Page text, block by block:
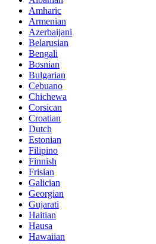
Amharic
Armenian
Azerbaijani
Belarusian
Bengali
Bosnian
Bulgarian
Cebuano
Chichewa
Corsican
Croatian
Dutch
Estonian
Filipino
Finnish
Frisian
Galician
Georgian
Gujarati
Haitian
Hausa
Hawaiian